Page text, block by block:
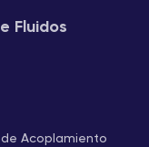
Fluidos
Acoplamiento